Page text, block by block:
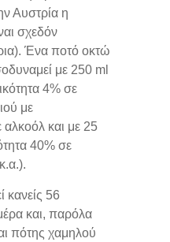
Αυστρία η
σχεδόν
Ένα ποτό οκτώ
με 250 ml
4% σε
με
αλκοόλ και με 25
40% σε
κανείς 56
και, παρόλα
πότης χαμηλού